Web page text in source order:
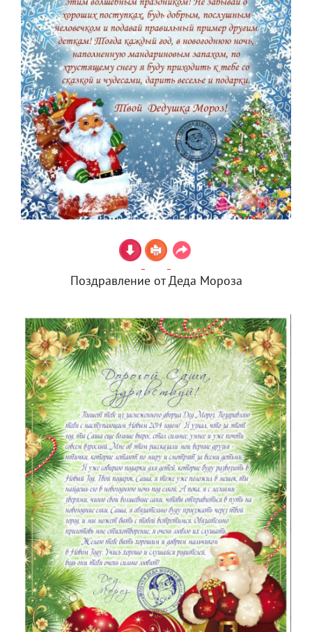
Поздравление от Деда Мороза